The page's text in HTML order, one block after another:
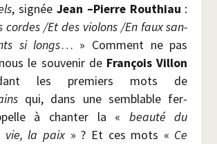
, signée Jean –Pierre Rou­thiau :
cordes /​Et des vio­lons /​En faux san­
si longs… » Com­ment ne pas
le sou­ve­nir de Fran­çois Vil­lon
les pre­miers mots de
qui, dans une sem­blable fer­
à chan­ter la « beau­té du
vie, la paix » ? Et ces mots « Ce